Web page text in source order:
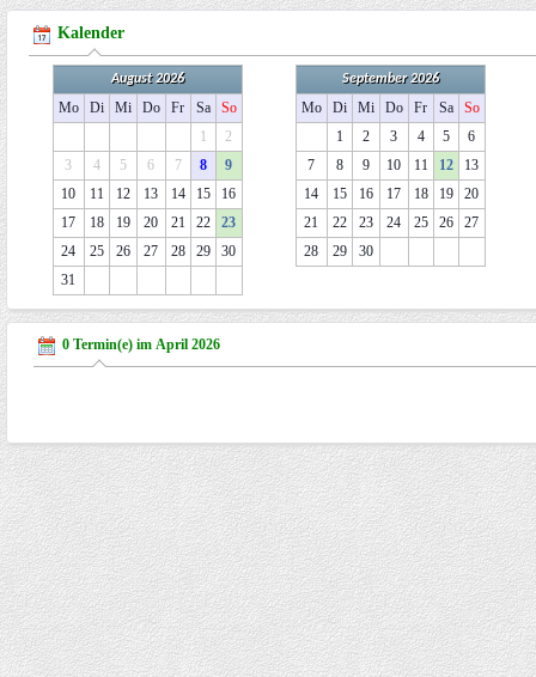
Kalender
August 2026
Mo Di Mi Do Fr Sa
So
1
2
3
4 5 6 7 8
9
10
11 12 13 14 15
16
17
18 19 20 21 22
23
24
25 26 27 28 29
30
31
September 2026
Mo Di Mi Do Fr Sa
So
1
2 3 4 5
6
7
8 9 10 11 12
13
14
15 16 17 18 19
20
21
22 23 24 25 26
27
28
29 30
0 Termin(e) im April 2026